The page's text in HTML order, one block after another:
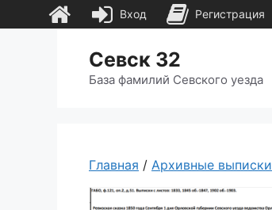
Севск 32
База фамилий Севского уезда
Главная / Архивные выписки
Вход Регистрация